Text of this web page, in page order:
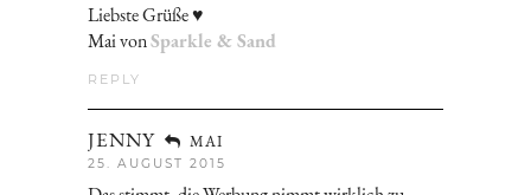
Liebste Grüße ♥
Mai vonSparkle & Sand
REPLY
JENNY MAI
25. AUGUST 2015